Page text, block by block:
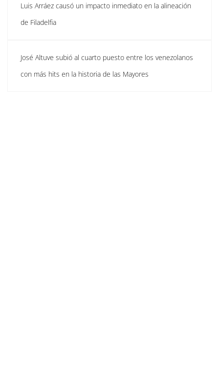
Luis Arráez causó un impacto inmediato en la alineación
de Filadelfia
José Altuve subió al cuarto puesto entre los venezolanos
con más hits en la historia de las Mayores